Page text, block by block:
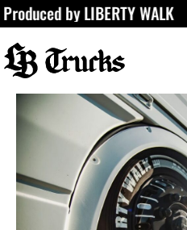
内
容
を
ス
by LIBERTY WALK
⑪
バ
ー